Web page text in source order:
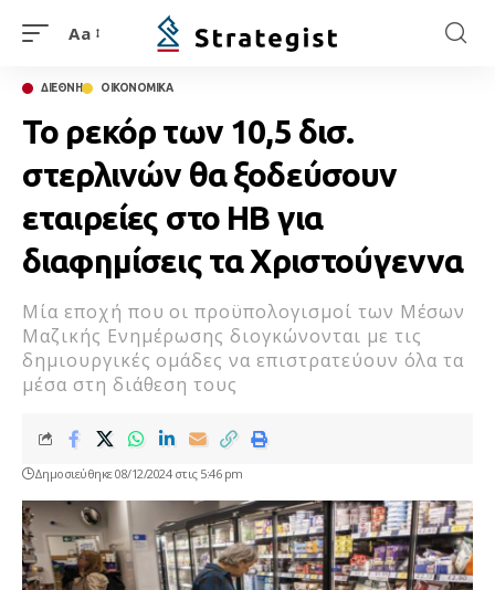
Aa
ΔΙΕΘΝΗ ΟΙΚΟΝΟΜΙΚΑ
Το ρεκόρ των 10,5 δισ.
στερλινών θα ξοδεύσουν
εταιρείες στο ΗΒ για
διαφημίσεις τα Χριστούγεννα
Μία εποχή που οι προϋπολογισμοί των Μέσων
Μαζικής Ενημέρωσης διογκώνονται με τις
δημιουργικές ομάδες να επιστρατεύουν όλα τα
μέσα στη διάθεση τους
Δημοσιεύθηκε 08/12/2024 στις 5:46 pm